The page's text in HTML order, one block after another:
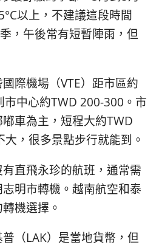
以上，不建議這段時間
，午後常有短暫陣雨，但
國際機場（VTE）距市區約
市中心約TWD 200-300。市
車為主，短程大約TWD
，很多景點步行就能到。
有直飛永珍的航班，通常需
明市轉機。越南航空和泰
機選擇。
普（LAK）是當地貨幣，但